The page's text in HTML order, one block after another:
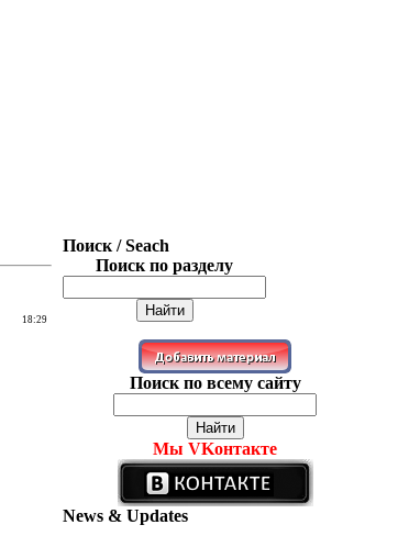
18:29
Поиск / Seach
Поиск по разделу
Поиск по всему сайту
Мы VKонтакте
News & Updates